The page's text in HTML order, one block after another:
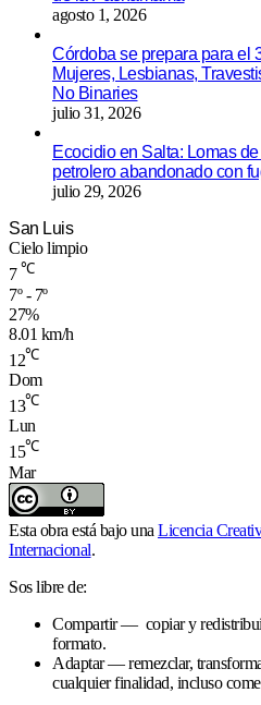
agosto 1, 2026
Córdoba se prepara para el
Mujeres, Lesbianas,
No Binaries
julio 31, 2026
Ecocidio en Salta: Lomas
petrolero abandonado con
julio 29, 2026
San Luis
Cielo limpio
7 ℃
7º - 7º
27%
8.01 km/h
12℃
Dom
13℃
Lun
15℃
Mar
Esta obra está bajo una Licencia
Internacional.
Sos libre de:
Compartir — copiar y
formato.
Adaptar — remezclar,
cualquier finalidad, incluso